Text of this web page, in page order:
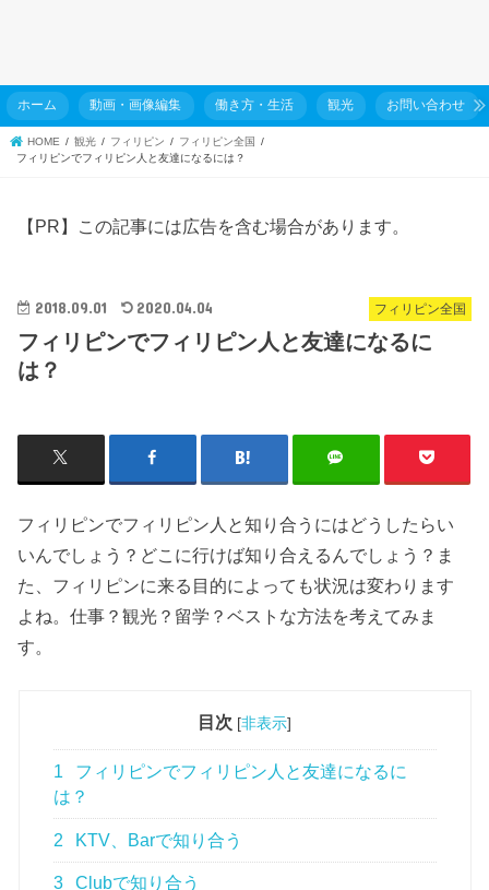
ホーム 動画・画像編集 働き方・生活 観光 お問い合わせ
HOME 観光 フィリピン
フィリピン全国
フィリピンでフィリピン人と友達になるには？
【PR】この記事には広告を含む場合があります。
フィリピン全国
2018.09.01 2020.04.04
フィリピンでフィリピン人と友達になるに
は？
フィリピンでフィリピン人と知り合うにはどうしたらい
いんでしょう？どこに行けば知り合えるんでしょう？ま
た、フィリピンに来る目的によっても状況は変わります
よね。仕事？観光？留学？ベストな方法を考えてみま
す。
目次 [非表示]
1
フィリピンでフィリピン人と友達になるに
は？
2 KTV、Barで知り合う
3 Clubで知り合う